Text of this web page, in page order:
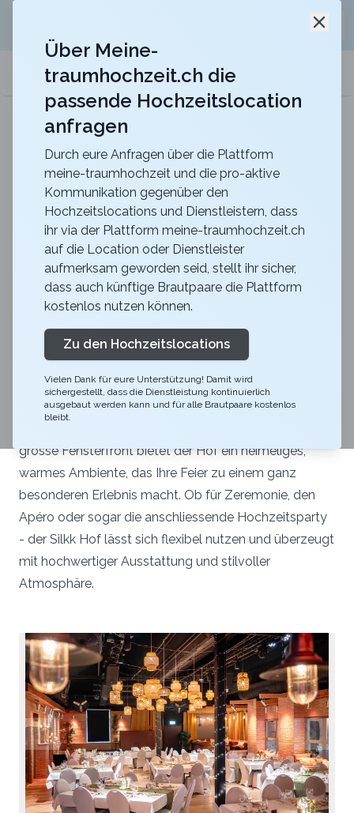
meine-traumhochzeit.ch
Gurten-Pavillon
Für eure Hochzeit auf dem Gurten mit einer
Zurück zur Suche
Silkk Dance & Eventfactory
Hof
4.6
Abendessen
ZH
Der Silkk Hof ider der ideale Ort für eine freie Trauung
oder einen stilvollen Apéro in ganz besonderem
Ambiente. Mit liebevoll gestalteten Altholzelementen,
grosse Fensterfront bietet der Hof ein heimeliges,
warmes Ambiente, das Ihre Feier zu einem ganz
besonderen Erlebnis macht. Ob für Zeremonie, den
Apéro oder sogar die anschliessende Hochzeitsparty
- der Silkk Hof lässt sich flexibel nutzen und überzeugt
mit hochwertiger Ausstattung und stilvoller
Atmosphäre.
Über Meine-
traumhochzeit.ch die
passende Hochzeitslocation
anfragen
Durch eure Anfragen über die Plattform
meine-traumhochzeit und die pro-aktive
Kommunikation gegenüber den
Hochzeitslocations und Dienstleistern, dass
ihr via der Plattform meine-traumhochzeit.ch
auf die Location oder Dienstleister
aufmerksam geworden seid, stellt ihr sicher,
dass auch künftige Brautpaare die Plattform
kostenlos nutzen können.
Zu den Hochzeitslocations
Vielen Dank für eure Unterstützung! Damit wird
sichergestellt, dass die Dienstleistung kontinuierlich
ausgebaut werden kann und für alle Brautpaare kostenlos
bleibt.